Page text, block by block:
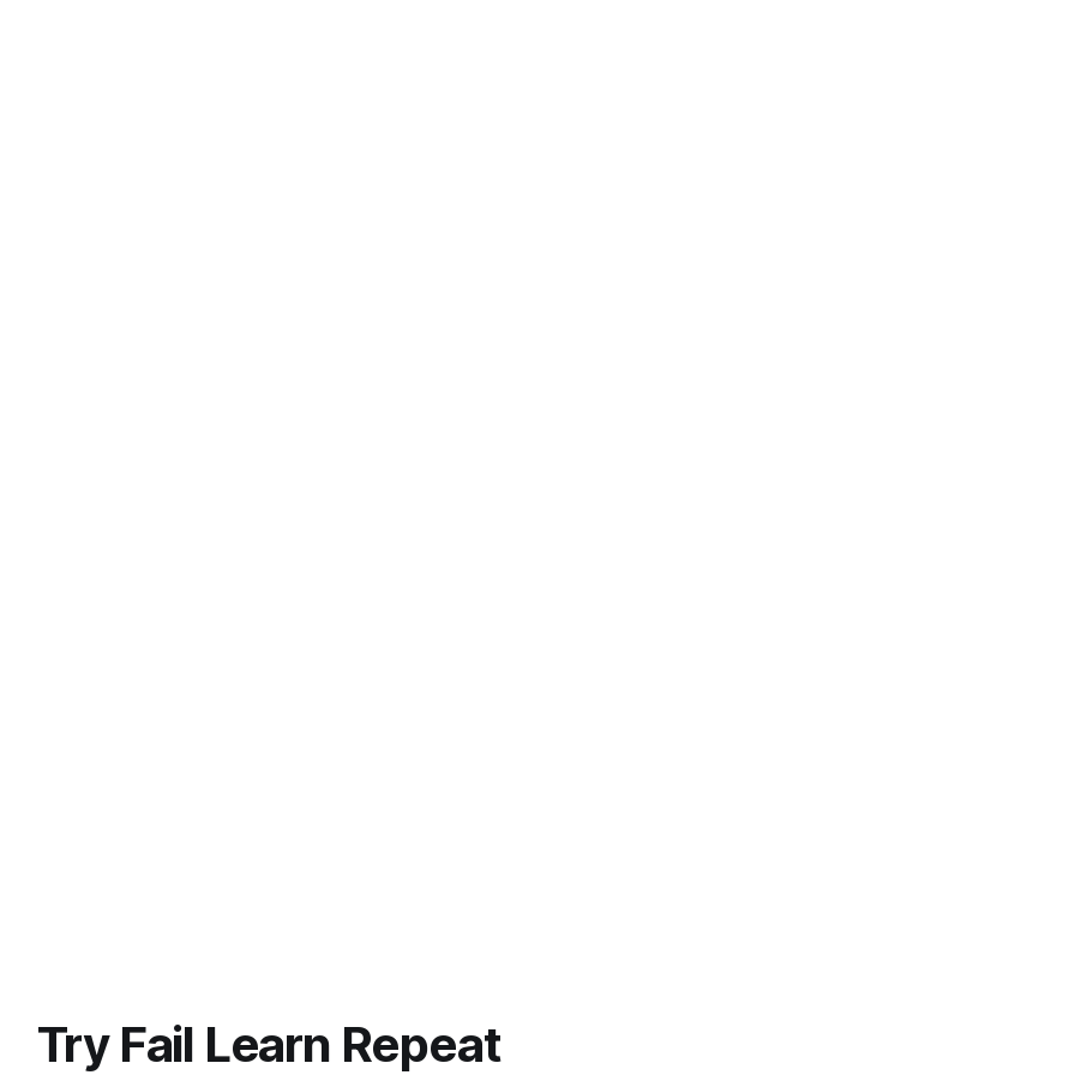
Try Fail Learn Repeat